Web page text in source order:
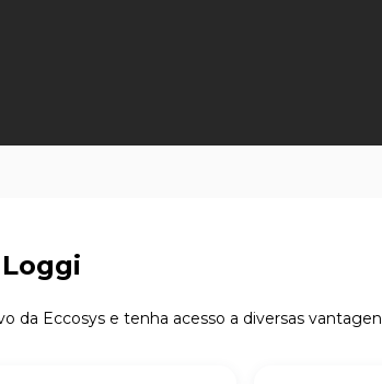
da Eccosys e tenha acesso a diversas